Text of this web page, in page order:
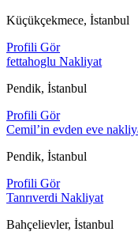
Küçükçekmece, İstanbul
Profili Gör
fettahoglu Nakliyat
Pendik, İstanbul
Profili Gör
Cemil’in evden eve
Pendik, İstanbul
Profili Gör
Tanrıverdi Nakliyat
Bahçelievler, İstanbul